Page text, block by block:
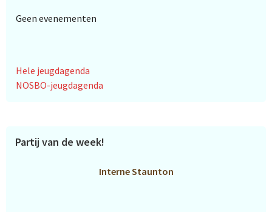
Geen evenementen
Hele jeugdagenda
NOSBO-jeugdagenda
Partij van de week!
Interne Staunton